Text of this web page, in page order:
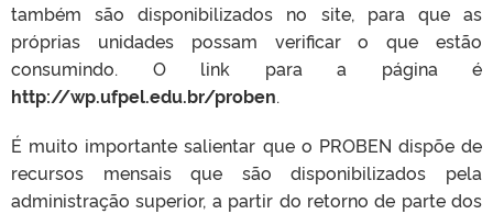
também são disponibilizados no site, para que as
próprias unidades possam verificar o que estão
consumindo. O link para a página é
http://wp.ufpel.edu.br/proben.
É muito importante salientar que o PROBEN dispõe de
recursos mensais que são disponibilizados pela
administração superior, a partir do retorno de parte dos